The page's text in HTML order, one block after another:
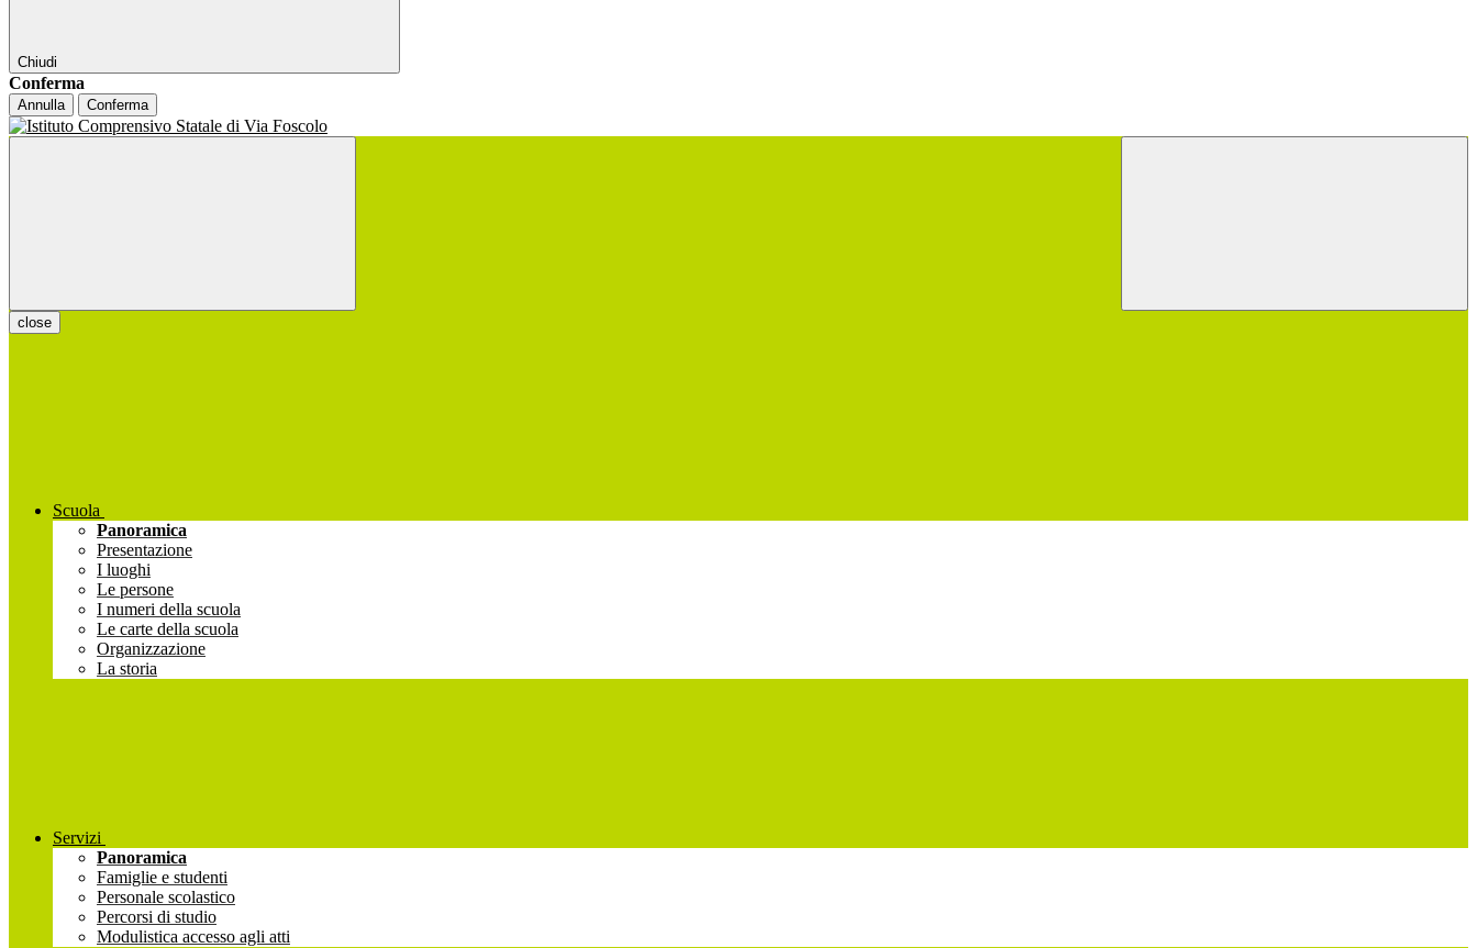
Chiudi
Conferma
Annulla Conferma
close
Scuola
Panoramica
Presentazione
I luoghi
Le persone
I numeri della scuola
Le carte della scuola
Organizzazione
La storia
Servizi
Panoramica
Famiglie e studenti
Personale scolastico
Percorsi di studio
Modulistica accesso agli atti